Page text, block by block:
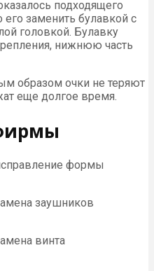
подходящего
заменить булавкой с
головкой. Булавку
нижнюю часть
образом очки не теряют
еще долгое время.
формы
заушников
винта